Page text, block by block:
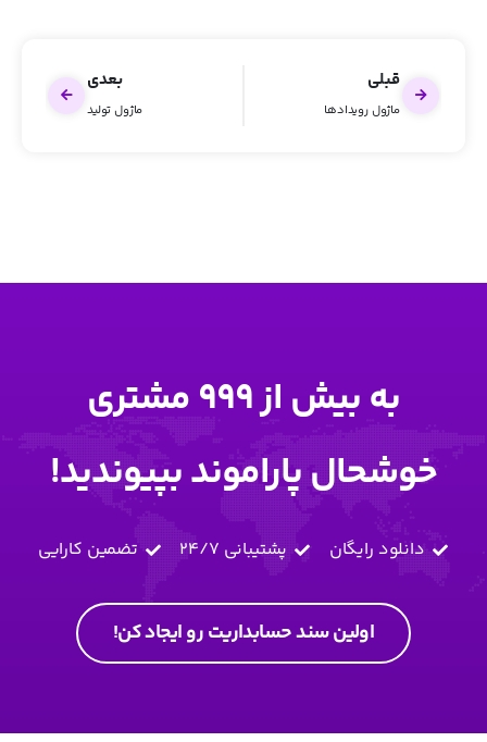
قبلی
ماژول رویدادها
بعدی
ماژول تولید
به بیش از 999 مشتری
خوشحال پاراموند بپیوندید!
دانلود رایگان پشتیبانی 24/7 تضمین کارایی
اولین سند حسابداریت رو ایجاد کن!